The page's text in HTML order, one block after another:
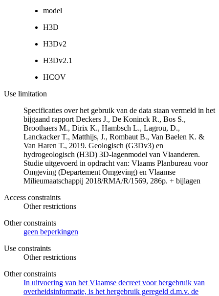
model
H3D
H3Dv2
H3Dv2.1
HCOV
Use limitation
Specificaties over het gebruik van de data staan vermeld in het
bijgaand rapport Deckers J., De Koninck R., Bos S.,
Broothaers M., Dirix K., Hambsch L., Lagrou, D.,
Lanckacker T., Matthijs, J., Rombaut B., Van Baelen K. &
Van Haren T., 2019. Geologisch (G3Dv3) en
hydrogeologisch (H3D) 3D-lagenmodel van Vlaanderen.
Studie uitgevoerd in opdracht van: Vlaams Planbureau voor
Omgeving (Departement Omgeving) en Vlaamse
Milieumaatschappij 2018/RMA/R/1569, 286p. + bijlagen
Access constraints
Other restrictions
Other constraints
geen beperkingen
Use constraints
Other restrictions
Other constraints
In uitvoering van het Vlaamse decreet voor hergebruik van
overheidsinformatie, is het hergebruik geregeld d.m.v. de